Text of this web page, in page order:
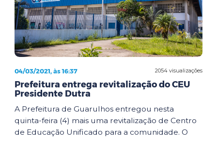
2054 visualizações
04/03/2021, às 16:37
Prefeitura entrega revitalização do CEU
Presidente Dutra
A Prefeitura de Guarulhos entregou nesta
quinta-feira (4) mais uma revitalização de Centro
de Educação Unificado para a comunidade. O